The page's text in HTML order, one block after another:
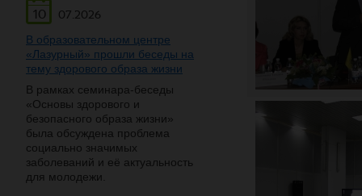
10
07.2026
В образовательном центре
«Лазурный» прошли беседы на
тему здорового образа жизни
В рамках семинара-беседы
«Основы здорового и
безопасного образа жизни»
была обсуждена проблема
социально значимых
заболеваний и её актуальность
для молодежи.